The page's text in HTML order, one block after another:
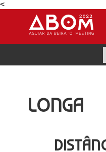
<
LONGA